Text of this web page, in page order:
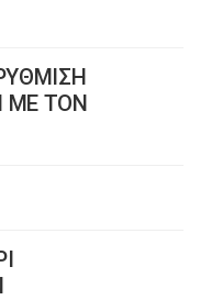
ΜΕ ΤΟΝ